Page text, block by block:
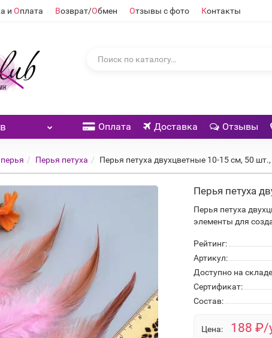
и Оплата Возврат/Обмен Отзывы с фото Контакты
Оплата Доставка Отзывы
Перья петуха Перья петуха двухцветные 10-15 см, 50
Перья петуха
Перья петуха
элементы для
Рейтинг:
Артикул:
Доступно на
Сертификат:
Состав:
Цена: 188 ₽/